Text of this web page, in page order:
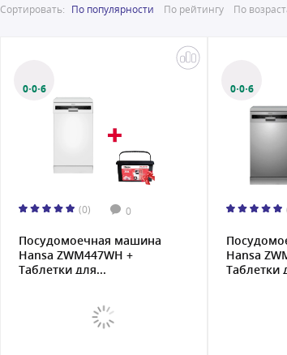
Сортировать: По популярности По рейтингу По
0·0·6
(0) 0
Посудомоечная машина
Hansa ZWM447WH +
Таблетки для...
0·0·6
Hansa
Таблетки